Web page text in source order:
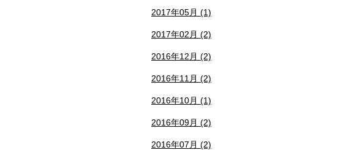
2017年05月 (1)
2017年02月 (2)
2016年12月 (2)
2016年11月 (2)
2016年10月 (1)
2016年09月 (2)
2016年07月 (2)